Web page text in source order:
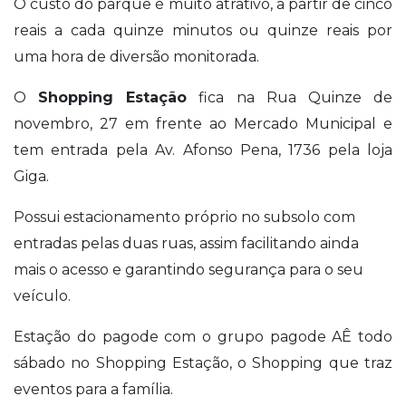
O custo do parque é muito atrativo, a partir de cinco
reais a cada quinze minutos ou quinze reais por
uma hora de diversão monitorada.
O Shopping Estação fica na Rua Quinze de
novembro, 27 em frente ao Mercado Municipal e
tem entrada pela Av. Afonso Pena, 1736 pela loja
Giga.
Possui estacionamento próprio no subsolo com
entradas pelas duas ruas, assim facilitando ainda
mais o acesso e garantindo segurança para o seu
veículo.
Estação do pagode com o grupo pagode AÊ todo
sábado no Shopping Estação, o Shopping que traz
eventos para a família.